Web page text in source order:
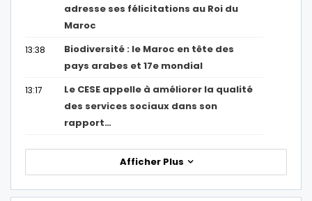
adresse ses félicitations au Roi du
Maroc
13:38
Biodiversité : le Maroc en tête des
pays arabes et 17e mondial
13:17
Le CESE appelle à améliorer la qualité
des services sociaux dans son
rapport…
Afficher Plus